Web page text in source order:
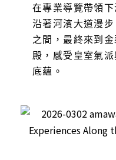
在專業導覽帶領
沿著河濱大道漫
之間，最終來到
殿，感受皇室氣
底蘊。